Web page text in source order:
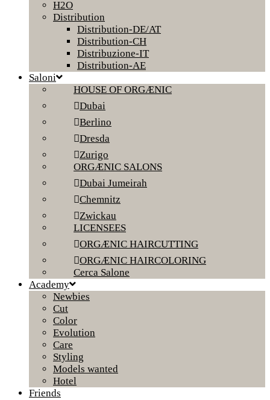
H2O
Distribution
Distribution-DE/AT
Distribution-CH
Distribuzione-IT
Distribution-AE
Saloni
HOUSE OF ORGÆNIC
Dubai
Berlino
Dresda
Zurigo
ORGÆNIC SALONS
Dubai Jumeirah
Chemnitz
Zwickau
LICENSEES
ORGÆNIC HAIRCUTTING
ORGÆNIC HAIRCOLORING
Cerca Salone
Academy
Newbies
Cut
Color
Evolution
Care
Styling
Models wanted
Hotel
Friends